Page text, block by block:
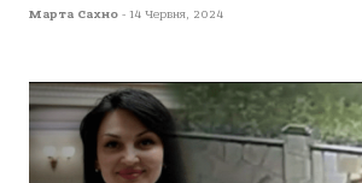
Марта Сахно - 14 Червня, 2024